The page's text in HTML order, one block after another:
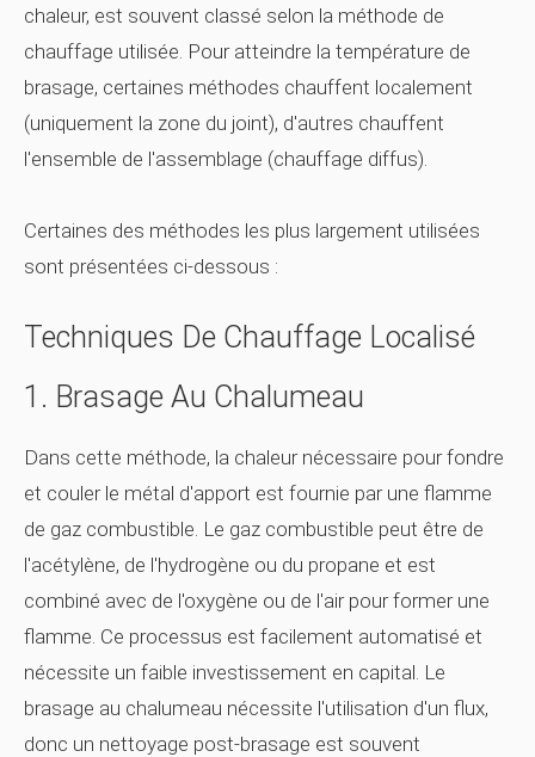
chaleur, est souvent classé selon la méthode de
chauffage utilisée. Pour atteindre la température de
brasage, certaines méthodes chauffent localement
(uniquement la zone du joint), d'autres chauffent
l'ensemble de l'assemblage (chauffage diffus).
Certaines des méthodes les plus largement utilisées
sont présentées ci-dessous :
Techniques De Chauffage Localisé
1. Brasage Au Chalumeau
Dans cette méthode, la chaleur nécessaire pour fondre
et couler le métal d'apport est fournie par une flamme
de gaz combustible. Le gaz combustible peut être de
l'acétylène, de l'hydrogène ou du propane et est
combiné avec de l'oxygène ou de l'air pour former une
flamme. Ce processus est facilement automatisé et
nécessite un faible investissement en capital. Le
brasage au chalumeau nécessite l'utilisation d'un flux,
donc un nettoyage post-brasage est souvent